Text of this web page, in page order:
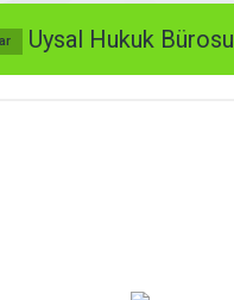
Uysal Hukuk Bürosu